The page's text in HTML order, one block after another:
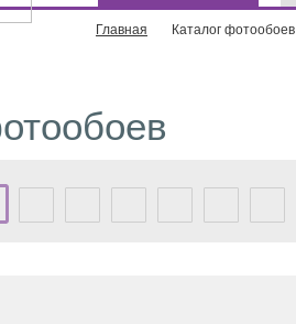
Главная Каталог фотообоев